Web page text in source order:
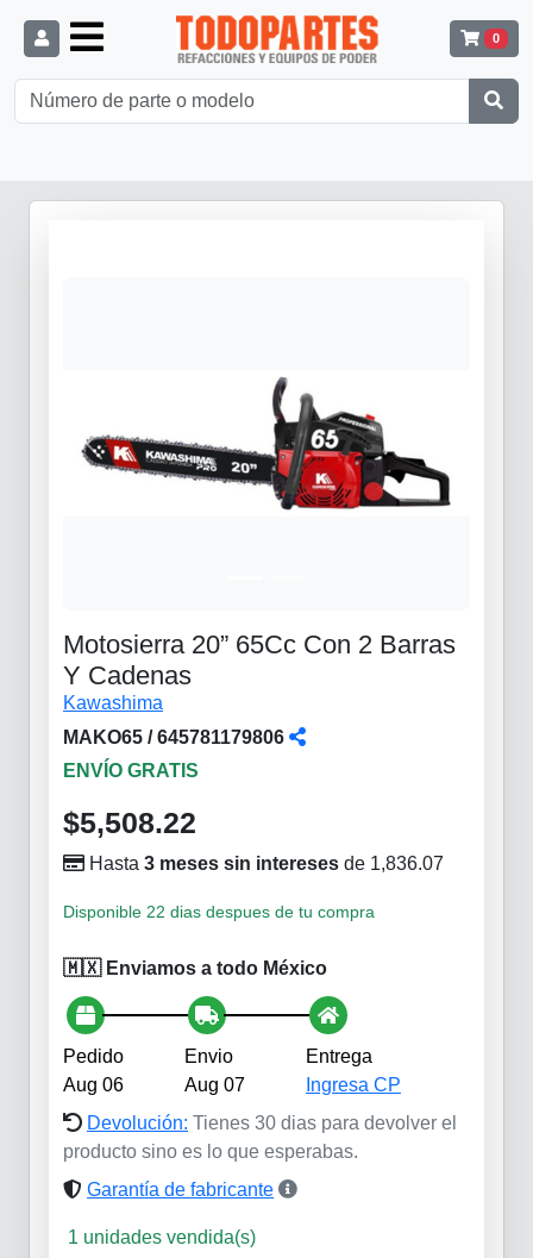
0
Anterior
Motosierra 20” 65Cc Con 2 Barras
Y Cadenas
Kawashima
MAKO65 / 645781179806
ENVÍO GRATIS
$5,508.22
Hasta 3 meses sin intereses de 1,836.07
Disponible 22 dias despues de tu compra
🇲🇽 Enviamos a todo México
Pedido
Aug 06
Envio
Aug 07
Entrega
Ingresa CP
Devolución: Tienes 30 dias para devolver el
producto sino es lo que esperabas.
Garantía de fabricante
1 unidades vendida(s)